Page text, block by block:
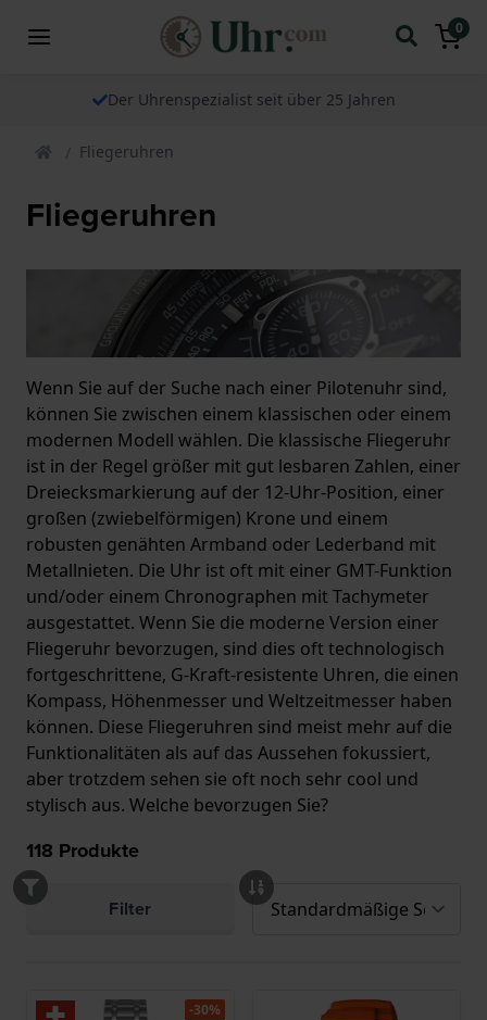
0
Der Uhrenspezialist seit über 25 Jahren
Fliegeruhren
Fliegeruhren
Wenn Sie auf der Suche nach einer Pilotenuhr sind,
können Sie zwischen einem klassischen oder einem
modernen Modell wählen. Die klassische Fliegeruhr
ist in der Regel größer mit gut lesbaren Zahlen, einer
Dreiecksmarkierung auf der 12-Uhr-Position, einer
großen (zwiebelförmigen) Krone und einem
robusten genähten Armband oder Lederband mit
Metallnieten. Die Uhr ist oft mit einer GMT-Funktion
und/oder einem Chronographen mit Tachymeter
ausgestattet. Wenn Sie die moderne Version einer
Fliegeruhr bevorzugen, sind dies oft technologisch
fortgeschrittene, G-Kraft-resistente Uhren, die einen
Kompass, Höhenmesser und Weltzeitmesser haben
können. Diese Fliegeruhren sind meist mehr auf die
Funktionalitäten als auf das Aussehen fokussiert,
aber trotzdem sehen sie oft noch sehr cool und
stylisch aus. Welche bevorzugen Sie?
118 Produkte
Filter
-30%